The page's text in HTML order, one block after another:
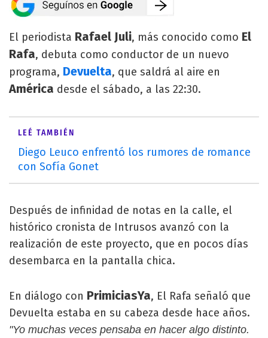
El periodista Rafael Juli, más conocido como El
Rafa, debuta como conductor de un nuevo
programa, Devuelta, que saldrá al aire en
América desde el sábado, a las 22:30.
LEÉ TAMBIÉN
Diego Leuco enfrentó los rumores de romance
con Sofía Gonet
Después de infinidad de notas en la calle, el
histórico cronista de Intrusos avanzó con la
realización de este proyecto, que en pocos días
desembarca en la pantalla chica.
En diálogo con PrimiciasYa, El Rafa señaló que
Devuelta estaba en su cabeza desde hace años.
"Yo muchas veces pensaba en hacer algo distinto.